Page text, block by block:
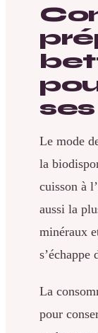
Le mode
la
cuisson à
aussi la
minéraux
s’échappe
La
pour